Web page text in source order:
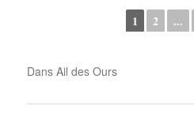
1 2 ...
Dans Ail des Ours